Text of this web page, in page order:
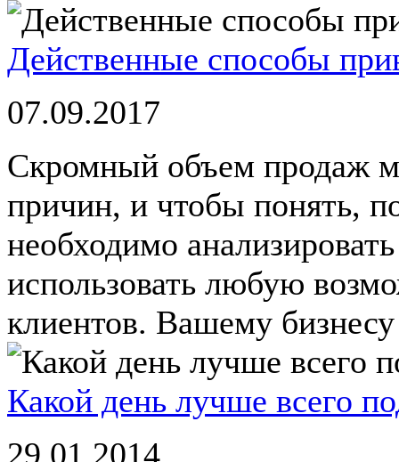
Действенные способы
07.09.2017
Скромный объем продаж
причин, и чтобы понять,
необходимо
использовать любую
клиентов. Вашему
Какой день лучше всего
29.01.2014